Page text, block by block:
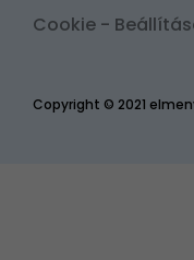
Copyright © 2021
Cookie -